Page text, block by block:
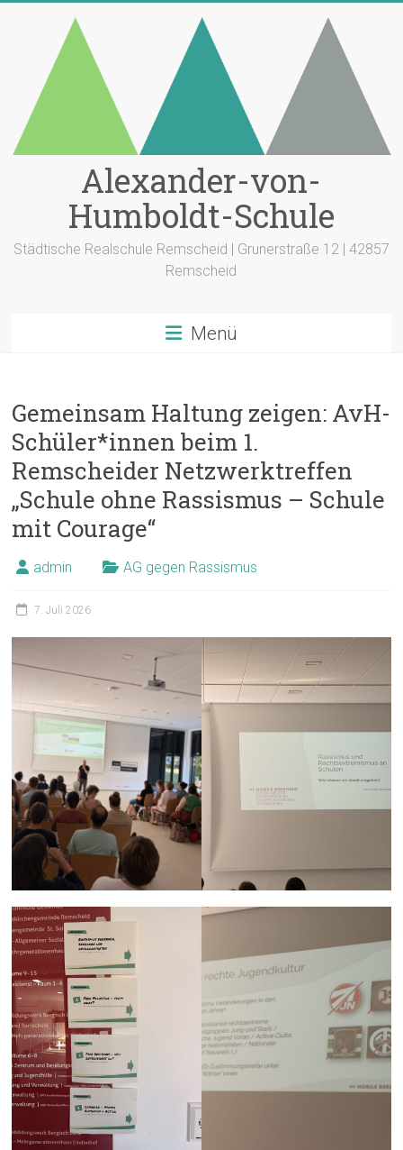
Alexander-von-
Humboldt-Schule
Städtische Realschule Remscheid | Grunerstraße 12 | 42857
Remscheid
Menü
Gemeinsam Haltung zeigen: AvH-
Schüler*innen beim 1.
Remscheider Netzwerktreffen
„Schule ohne Rassismus – Schule
mit Courage“
admin AG gegen Rassismus
7. Juli 2026